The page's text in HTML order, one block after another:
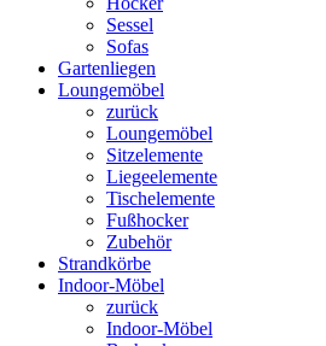
Sessel
Sofas
Gartenliegen
Loungemöbel
zurück
Loungemöbel
Sitzelemente
Liegeelemente
Tischelemente
Fußhocker
Zubehör
Strandkörbe
Indoor-Möbel
zurück
Indoor-Möbel